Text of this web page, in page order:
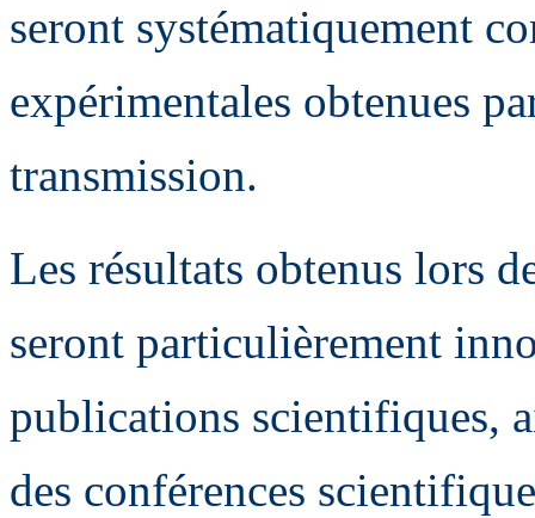
seront systématiquement
expérimentales obtenues
transmission.
Les résultats obtenus lors
seront particulièrement
publications scientifiques,
des conférences